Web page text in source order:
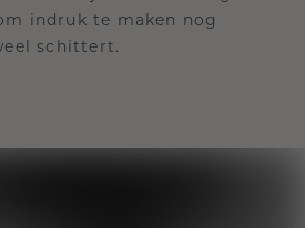
indruk te maken nog
schittert.